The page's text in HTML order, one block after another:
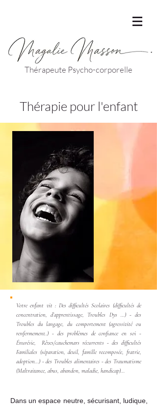
Thérapeute Psycho-corporelle
Thérapie pour l'enfant
Votre enfant vit : Des difficultés Scolaires (difficultés de
concentration, d’apprentissage, Troubles Dys …) - des
Troubles du langage, du comportement (agressivité ou
renfermement..) - des problèmes de confiance en soi -
Énurésie, Rêves/cauchemars récurrents - des difficultés
Familiales (séparation, deuil, famille recomposée, fratrie,
adoption...) -des Troubles alimentaires - des Traumatisme
(Maltraitance, abus, abandon, maladie, handicap)...
Dans un espace neutre, sécurisant, ludique,